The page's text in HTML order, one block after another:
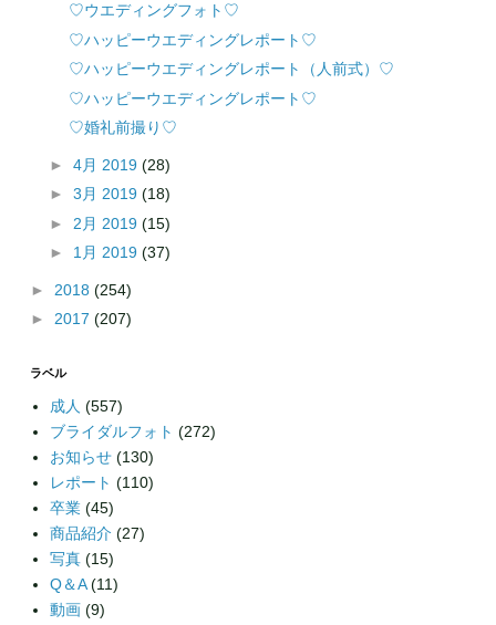
♡ウエディングフォト♡
♡ハッピーウエディングレポート♡
♡ハッピーウエディングレポート（人前式）♡
♡ハッピーウエディングレポート♡
♡婚礼前撮り♡
► 4月 2019 (28)
► 3月 2019 (18)
► 2月 2019 (15)
► 1月 2019 (37)
► 2018 (254)
► 2017 (207)
ラベル
成人 (557)
ブライダルフォト (272)
お知らせ (130)
レポート (110)
卒業 (45)
商品紹介 (27)
写真 (15)
Q＆A(11)
動画 (9)